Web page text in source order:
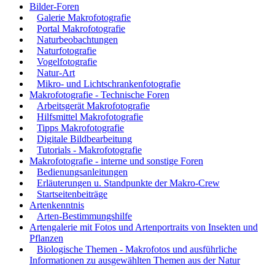
Bilder-Foren
Galerie Makrofotografie
Portal Makrofotografie
Naturbeobachtungen
Naturfotografie
Vogelfotografie
Natur-Art
Mikro- und Lichtschrankenfotografie
Makrofotografie - Technische Foren
Arbeitsgerät Makrofotografie
Hilfsmittel Makrofotografie
Tipps Makrofotografie
Digitale Bildbearbeitung
Tutorials - Makrofotografie
Makrofotografie - interne und sonstige Foren
Bedienungsanleitungen
Erläuterungen u. Standpunkte der Makro-Crew
Startseitenbeiträge
Artenkenntnis
Arten-Bestimmungshilfe
Artengalerie mit Fotos und Artenportraits von Insekten und
Pflanzen
Biologische Themen - Makrofotos und ausführliche
Informationen zu ausgewählten Themen aus der Natur